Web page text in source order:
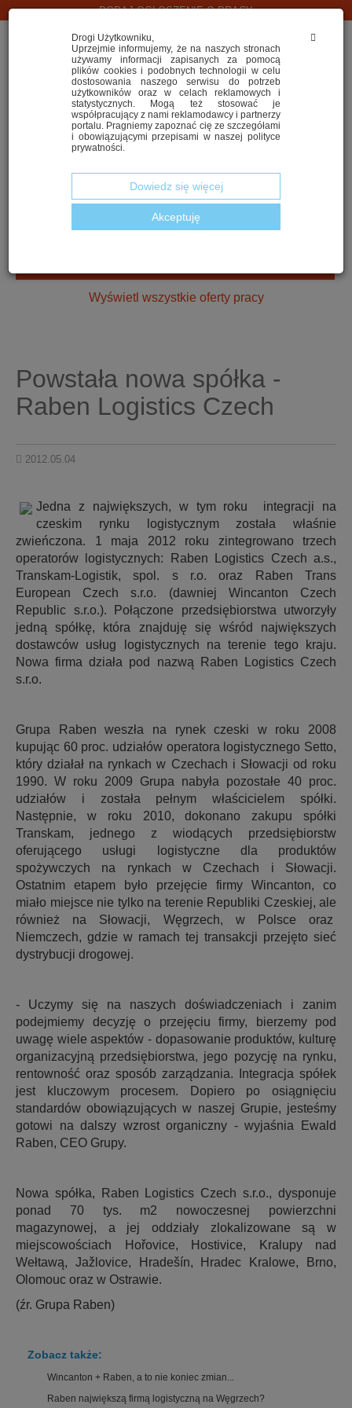
Drogi Użytkowniku,
Uprzejmie informujemy, że na naszych stronach
używamy informacji zapisanych za pomocą
plików cookies i podobnych technologii w celu
dostosowania naszego serwisu do potrzeb
użytkowników oraz w celach reklamowych i
statystycznych. Mogą też stosować je
współpracujący z nami reklamodawcy i partnerzy
portalu. Pragniemy zapoznać cię ze szczegółami
i obowiązującymi przepisami w naszej polityce
prywatności.
Dowiedz się więcej
Akceptuję
DODAJ OGŁOSZENIE O PRACY
SZUKASZ PRACY W LOGISTYCE?
Wyświetl wszystkie oferty pracy
Powstała nowa spółka -
Raben Logistics Czech
2012.05.04
Jedna z największych, w tym roku integracji na
czeskim rynku logistycznym została właśnie
zwieńczona. 1 maja 2012 roku zintegrowano trzech
operatorów logistycznych: Raben Logistics Czech a.s.,
Transkam-Logistik, spol. s r.o. oraz Raben Trans
European Czech s.r.o. (dawniej Wincanton Czech
Republic s.r.o.). Połączone przedsiębiorstwa utworzyły
jedną spółkę, która znajduję się wśród największych
dostawców usług logistycznych na terenie tego kraju.
Nowa firma działa pod nazwą Raben Logistics Czech
s.r.o.
Grupa Raben weszła na rynek czeski w roku 2008
kupując 60 proc. udziałów operatora logistycznego Setto,
który działał na rynkach w Czechach i Słowacji od roku
1990. W roku 2009 Grupa nabyła pozostałe 40 proc.
udziałów i została pełnym właścicielem spółki.
Następnie, w roku 2010, dokonano zakupu spółki
Transkam, jednego z wiodących przedsiębiorstw
oferującego usługi logistyczne dla produktów
spożywczych na rynkach w Czechach i Słowacji.
Ostatnim etapem było przejęcie firmy Wincanton, co
miało miejsce nie tylko na terenie Republiki Czeskiej, ale
również na Słowacji, Węgrzech, w Polsce oraz
Niemczech, gdzie w ramach tej transakcji przejęto sieć
dystrybucji drogowej.
- Uczymy się na naszych doświadczeniach i zanim
podejmiemy decyzję o przejęciu firmy, bierzemy pod
uwagę wiele aspektów - dopasowanie produktów, kulturę
organizacyjną przedsiębiorstwa, jego pozycję na rynku,
rentowność oraz sposób zarządzania. Integracja spółek
jest kluczowym procesem. Dopiero po osiągnięciu
standardów obowiązujących w naszej Grupie, jesteśmy
gotowi na dalszy wzrost organiczny - wyjaśnia Ewald
Raben, CEO Grupy.
Nowa spółka, Raben Logistics Czech s.r.o., dysponuje
ponad 70 tys. m2 nowoczesnej powierzchni
magazynowej, a jej oddziały zlokalizowane są w
miejscowościach Hořovice, Hostivice, Kralupy nad
Wełtawą, Jažlovice, Hradešín, Hradec Kralowe, Brno,
Olomouc oraz w Ostrawie.
(źr. Grupa Raben)
Zobacz także:
Wincanton + Raben, a to nie koniec zmian...
Raben największą firmą logistyczną na Węgrzech?